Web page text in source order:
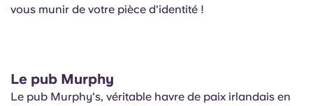
vous munir de votre pièce d'identité !
Le pub Murphy
Le pub Murphy's, véritable havre de paix irlandais en